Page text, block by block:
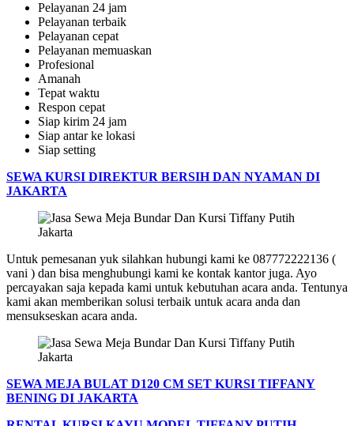
Pelayanan 24 jam
Pelayanan terbaik
Pelayanan cepat
Pelayanan memuaskan
Profesional
Amanah
Tepat waktu
Respon cepat
Siap kirim 24 jam
Siap antar ke lokasi
Siap setting
SEWA KURSI DIREKTUR BERSIH DAN NYAMAN DI
JAKARTA
Untuk pemesanan yuk silahkan hubungi kami ke 087772222136 (
vani ) dan bisa menghubungi kami ke kontak kantor juga. Ayo
percayakan saja kepada kami untuk kebutuhan acara anda. Tentunya
kami akan memberikan solusi terbaik untuk acara anda dan
mensukseskan acara anda.
SEWA MEJA BULAT D120 CM SET KURSI TIFFANY
BENING DI JAKARTA